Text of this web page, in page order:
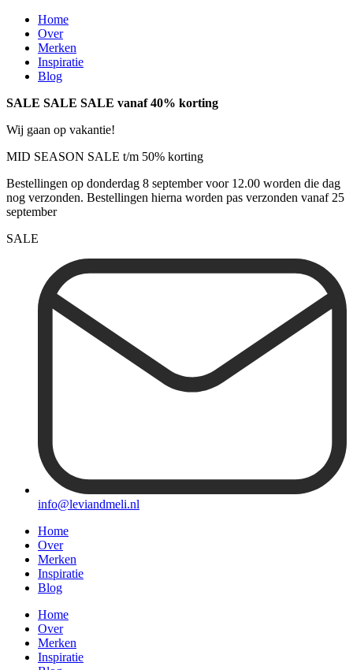
Home
Over
Merken
Inspiratie
Blog
SALE SALE SALE vanaf 40% korting
Wij gaan op vakantie!
MID SEASON SALE t/m 50% korting
Bestellingen op donderdag 8 september voor 12.00 worden die dag
nog verzonden. Bestellingen hierna worden pas verzonden vanaf 25
september
SALE
info@leviandmeli.nl
Home
Over
Merken
Inspiratie
Blog
Home
Over
Merken
Inspiratie